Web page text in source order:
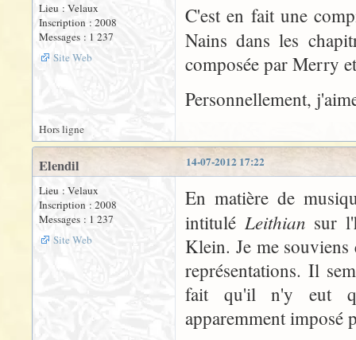
Lieu : Velaux
Inscription : 2008
Messages : 1 237
Site Web
C'est en fait une
Nains dans les
composée par Merry
Personnellement,
Hors ligne
14-07-2012 17:22
Elendil
Lieu : Velaux
Inscription : 2008
Messages : 1 237
Site Web
En matière de
intitulé Leithian sur
Klein. Je me souviens
représentations. Il
fait qu'il n'y eut
apparemment imposé